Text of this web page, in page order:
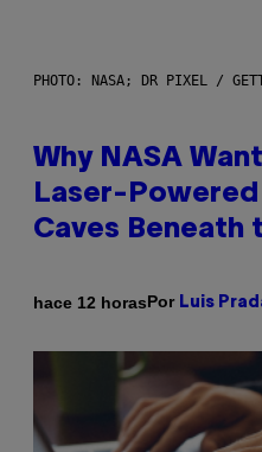
PHOTO: NASA; DR PIXEL /
Why NASA
Laser-
Caves Beneath
hace 12 horasPor Luis